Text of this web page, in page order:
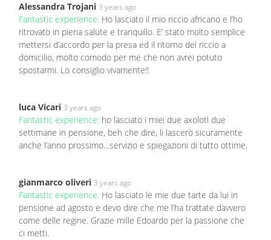
Alessandra Trojani 3 years ago
Fantastic experience: Ho lasciato il mio riccio africano e l’ho
ritrovato in piena salute e tranquillo. E’ stato molto semplice
mettersi d’accordo per la presa ed il ritorno del riccio a
domicilio, molto comodo per me che non avrei potuto
spostarmi. Lo consiglio vivamente!!
luca Vicari 3 years ago
Fantastic experience: ho lasciato i miei due axolotl due
settimane in pensione, beh che dire, li lascerò sicuramente
anche l’anno prossimo…servizio e spiegazioni di tutto ottime.
gianmarco oliveri 3 years ago
Fantastic experience: Ho lasciato le mie due tarte da lui in
pensione ad agosto e devo dire che me l’ha trattate davvero
come delle regine. Grazie mille Edoardo per la passione che
ci metti.